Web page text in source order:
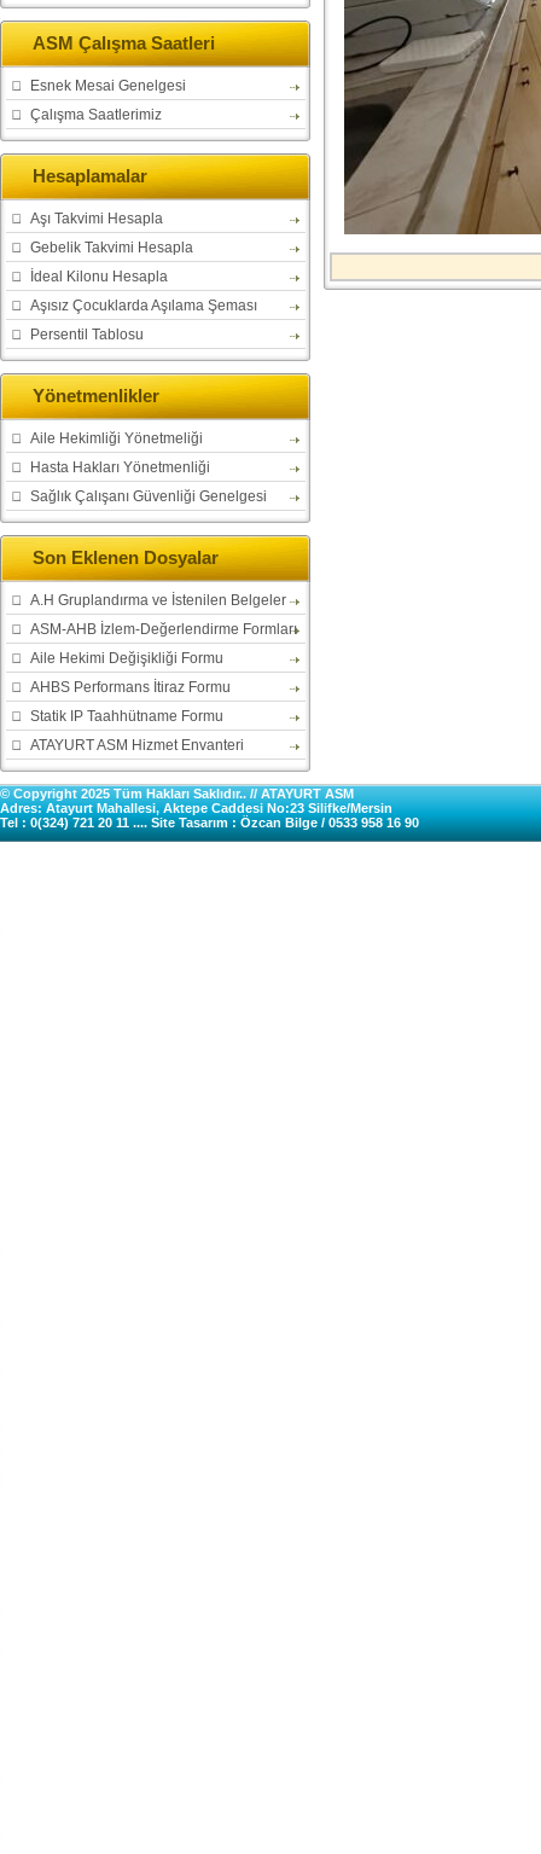
ASM Çalışma Saatleri
Esnek Mesai Genelgesi
Çalışma Saatlerimiz
Hesaplamalar
Aşı Takvimi Hesapla
Gebelik Takvimi Hesapla
İdeal Kilonu Hesapla
Aşısız Çocuklarda Aşılama Şeması
Persentil Tablosu
Yönetmenlikler
Aile Hekimliği Yönetmeliği
Hasta Hakları Yönetmenliği
Sağlık Çalışanı Güvenliği Genelgesi
Son Eklenen Dosyalar
A.H Gruplandırma ve İstenilen Belgeler
ASM-AHB İzlem-Değerlendirme Formları
Aile Hekimi Değişikliği Formu
AHBS Performans İtiraz Formu
Statik IP Taahhütname Formu
ATAYURT ASM Hizmet Envanteri
© Copyright 2025 Tüm Hakları Saklıdır.. // ATAYURT ASM
Adres: Atayurt Mahallesi, Aktepe Caddesi No:23 Silifke/Mersin
Tel : 0(324) 721 20 11 .... Site Tasarım : Özcan Bilge / 0533 958 16 90